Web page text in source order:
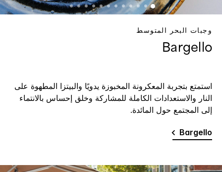
وجبات البحر المتوسط
Bargello
استمتع بتجربة المعكرونة المخبوزة يدويًا والبيتزا المطهوة على
النار والاستعدادات الكاملة للمشاركة وخلق إحساس بالانتماء
إلى المجتمع حول المائدة.
Bargello